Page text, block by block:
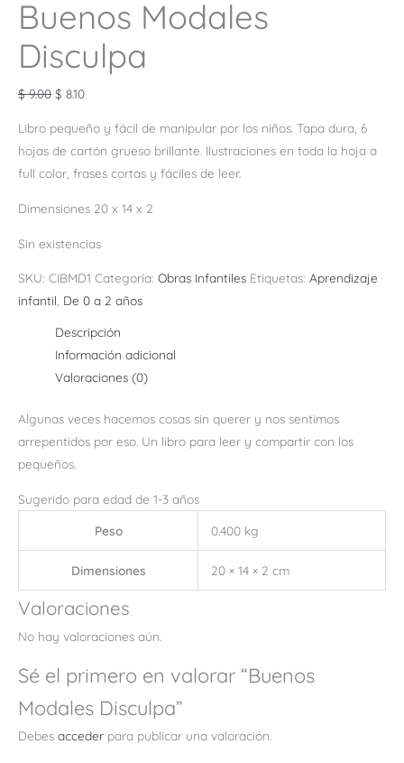
Buenos Modales
Disculpa
$9.00 $ 8.10
Libro pequeño y fácil de manipular por los niños. Tapa dura, 6
hojas de cartón grueso brillante. Ilustraciones en toda la hoja a
full color, frases cortas y fáciles de leer.
Dimensiones 20 x 14 x 2
Sin existencias
SKU: CIBMD1 Categoría: Obras Infantiles Etiquetas: Aprendizaje
infantil De 0 a 2 años
Descripción
Información adicional
Valoraciones (0)
Algunas veces hacemos cosas sin querer y nos sentimos
arrepentidos por eso. Un libro para leer y compartir con los
pequeños.
Sugerido para edad de 1-3 años
Peso 0.400 kg
Dimensiones 20 × 14 × 2 cm
Valoraciones
No hay valoraciones aún.
Sé el primero en valorar “Buenos
Modales Disculpa”
Debes acceder para publicar una valoración.